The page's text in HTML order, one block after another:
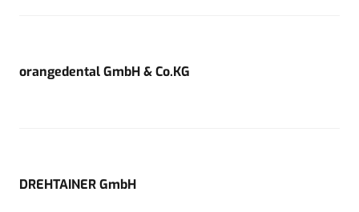
orangedental GmbH & Co.KG
DREHTAINER GmbH